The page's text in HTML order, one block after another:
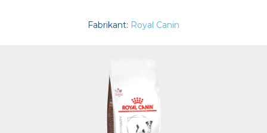
Fabrikant: Royal Canin